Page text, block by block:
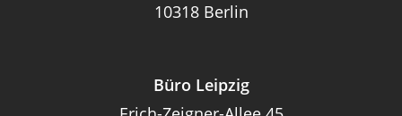
10318 Berlin
Büro Leipzig